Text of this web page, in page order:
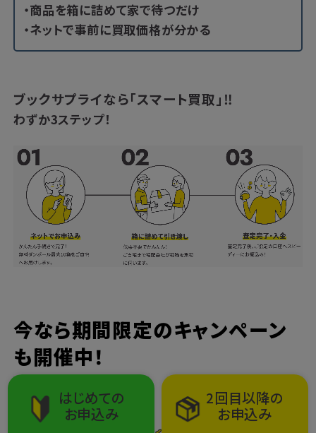
はじめての
お申込み
2回目以降の
お申込み
・商品を箱に詰めて家で待つだけ
・ネットで事前に買取価格が分かる
ブックサプライなら「スマート買取」‼
わずか3ステップ！
今なら期間限定のキャンペーン
も開催中！